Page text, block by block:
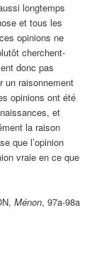
longtemps
et tous les
opinions ne
cherchent-
donc pas
un raisonnement
opinions ont été
et
la raison
que l’opinion
vraie en ce que
Ménon, 97a-98a